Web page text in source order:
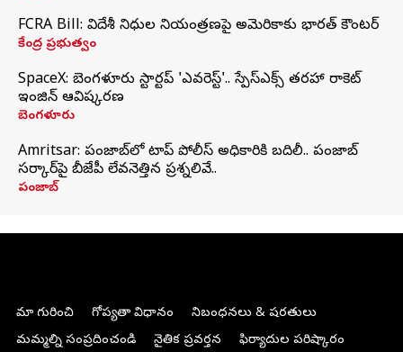
FCRA Bill: విదేశీ నిధుల నియంత్రణపై అమెరికాకు భారత్‌ కౌంటర్
కేంద్ర ప్రభుత్వం
SpaceX: బెంగళూరు స్టార్టప్‌ 'ఎవరెస్ట్'.. స్పేస్‌ఎక్స్ తరహా రాకెట్‌
ఇంజిన్‌ ఆవిష్కరణ
బెంగళూరు
Amritsar: పంజాబ్‌లో టాప్ పోలీస్ అధికారికి బదిలీ.. పంజాబ్
సర్కార్‌పై బీజేపీ లేవనెత్తిన ప్రశ్నలివే..
పంజాబ్
మా గురించి గోప్యతా విధానం
నిబంధనలు & షరతులు
మమ్మల్ని సంప్రదించండి
నైతిక ప్రవర్తన ఫిర్యాదుల పరిష్కారం